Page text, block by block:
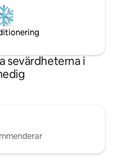
sevärdheterna i